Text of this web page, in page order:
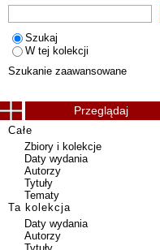
Szukaj
W tej kolekcji
Szukanie zaawansowane
Przeglądaj
Całe
Zbiory i kolekcje
Daty wydania
Autorzy
Tytuły
Tematy
Ta kolekcja
Daty wydania
Autorzy